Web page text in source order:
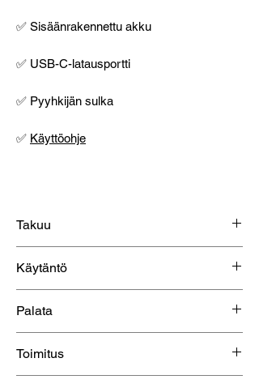
✅ Sisäänrakennettu akku
✅ USB-C-latausportti
✅ Pyyhkijän sulka
✅ Käyttöohje
Takuu
Käytäntö
kautta
Palata
lisätietoja
Toimitus